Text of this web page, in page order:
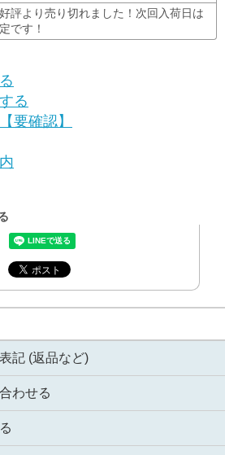
評より売り切れました！次回入荷日は
です！
る
要確認】
記 (返品など)
わせる